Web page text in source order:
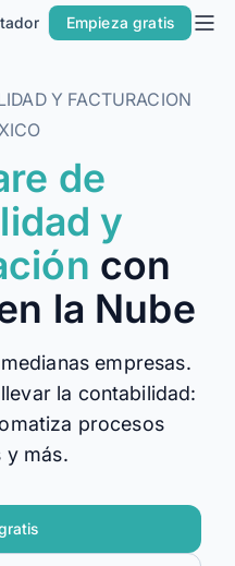
Empieza gratis
Y FACTURACION
de
y
con
la Nube
empresas.
la contabilidad:
procesos
y más.